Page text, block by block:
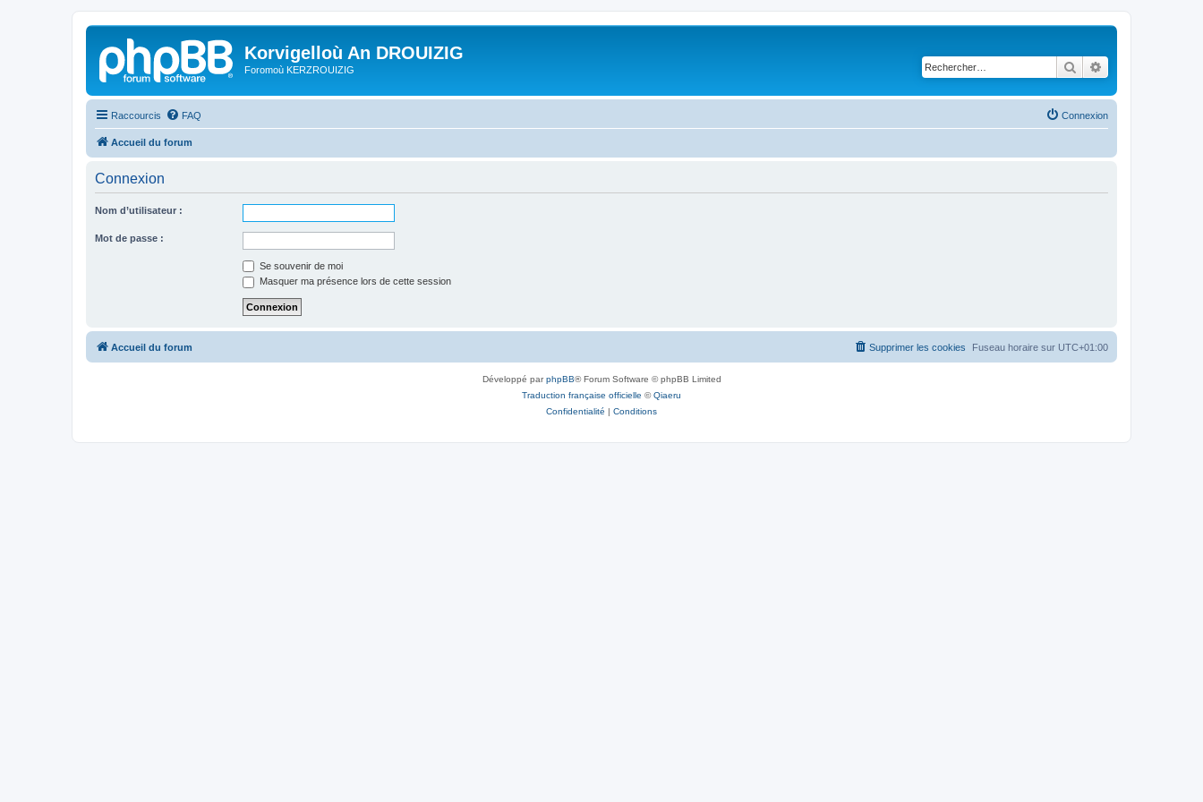
Korvigelloù An DROUIZIG
Foromoù KERZROUIZIG Rechercher
Raccourcis FAQ Connexion
Accueil du forum
Connexion
Nom d’utilisateur :
Mot de passe :
Se souvenir de moi
Masquer ma présence lors de cette session
Accueil du forum Fuseau horaire sur UTC+01:00
Supprimer les cookies
Développé parphpBB® Forum Software © phpBB Limited
Traduction française officielle ©Qiaeru
Confidentialité | Conditions